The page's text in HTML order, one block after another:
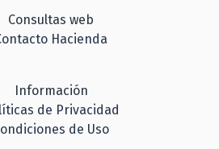
Consultas web
Hacienda
Información
de Privacidad
de Uso